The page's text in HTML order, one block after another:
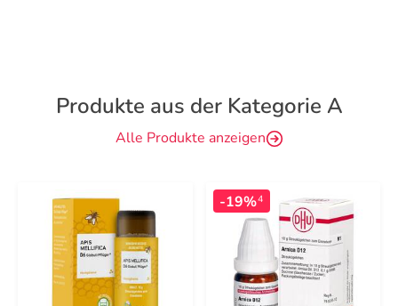
Produkte aus der Kategorie A
Alle Produkte anzeigen
-19%4